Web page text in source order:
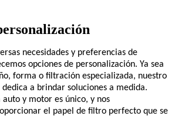
necesidades y preferencias de
opciones de personalización. Ya sea
forma o filtración especializada, nuestro
a brindar soluciones a medida.
auto y motor es único, y nos
el papel de filtro perfecto que se